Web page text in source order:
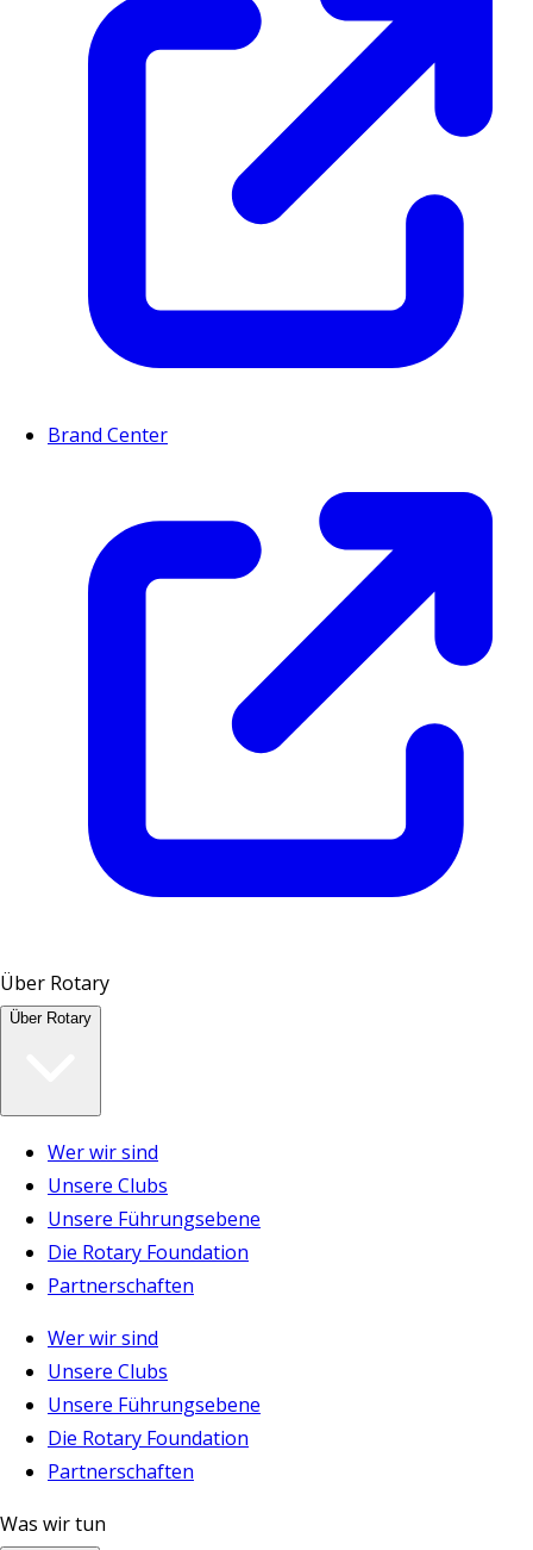
Brand Center
Über Rotary
Über Rotary
Wer wir sind
Unsere Clubs
Unsere Führungsebene
Die Rotary Foundation
Partnerschaften
Wer wir sind
Unsere Clubs
Unsere Führungsebene
Die Rotary Foundation
Partnerschaften
Was wir tun